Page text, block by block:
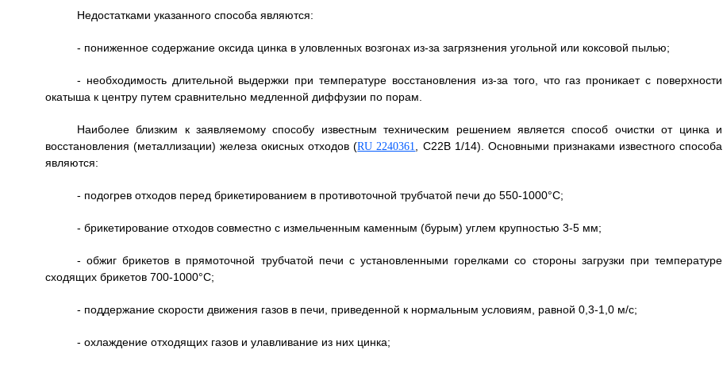
Недостатками указанного способа являются:
- пониженное содержание оксида цинка в уловленных возгонах из-за загрязнения угольной или коксовой пылью;
- необходимость длительной выдержки при температуре восстановления из-за того, что газ проникает с поверхности
окатыша к центру путем сравнительно медленной диффузии по порам.
Наиболее близким к заявляемому способу известным техническим решением является способ очистки от цинка и
восстановления (металлизации) железа окисных отходов (RU 2240361
, C22B 1/14). Основными признаками известного способа
являются:
- подогрев отходов перед брикетированием в противоточной трубчатой печи до 550-1000°C;
- брикетирование отходов совместно с измельченным каменным (бурым) углем крупностью 3-5 мм;
- обжиг брикетов в прямоточной трубчатой печи с установленными горелками со стороны загрузки при температуре
сходящих брикетов 700-1000°C;
- поддержание скорости движения газов в печи, приведенной к нормальным условиям, равной 0,3-1,0 м/с;
- охлаждение отходящих газов и улавливание из них цинка;